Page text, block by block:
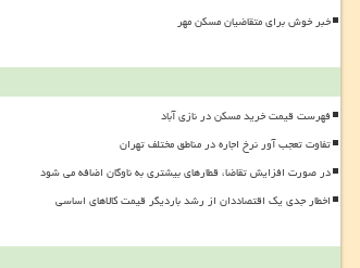
خبر خوش برای متقاضیان مسکن مهر
فهرست قیمت خرید مسکن در نازی آباد
تفاوت تعجب آور نرخ اجاره در مناطق مختلف تهران
در صورت افزایش تقاضا، قطارهای بیشتری به ناوگان اضافه می شود
اخطار جدی یک اقتصاددان از رشد باردیگر قیمت کالاهای اساسی